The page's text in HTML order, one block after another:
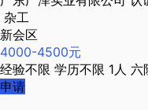
杂工
新会区
4000-4500元
经验不限 学历不限 1人 六
申请